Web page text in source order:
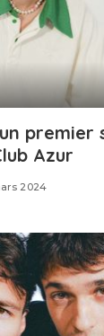
premier
Azur
2024